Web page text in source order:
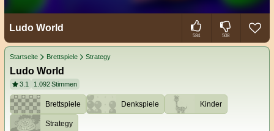
Ludo World
584 508
Startseite Brettspiele Strategy
Ludo World
3.1 1.092Stimmen
Brettspiele Denkspiele Kinder
Strategy